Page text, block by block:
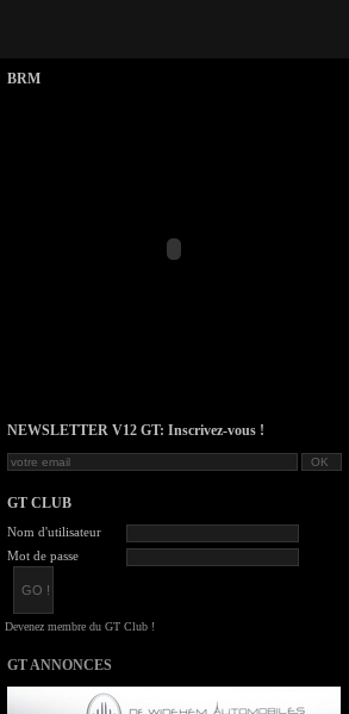
BRM
NEWSLETTER V12 GT: Inscrivez-vous !
GT CLUB
Nom d'utilisateur
Mot de passe
GT ANNONCES